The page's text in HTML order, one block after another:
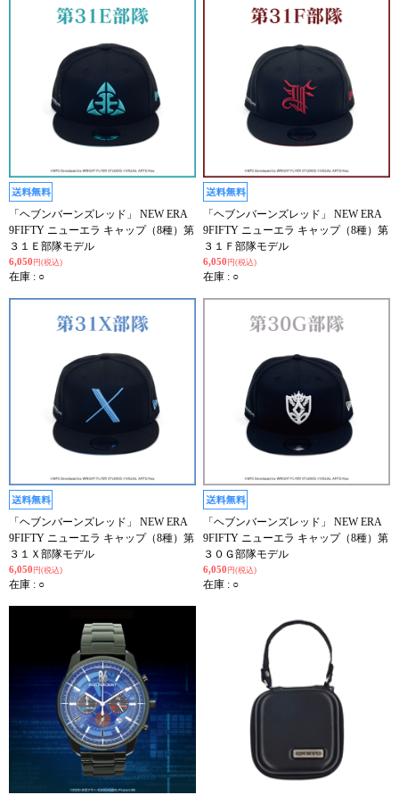
「ヘブンバーンズレッド」 NEW ERA
9FIFTY ニューエラ キャップ（8種）第
３１Ｅ部隊モデル
6,050 円(税込)
在庫 : ○
「ヘブンバーンズレッド」 NEW ERA
9FIFTY ニューエラ キャップ（8種）第
３１Ｆ部隊モデル
6,050 円(税込)
在庫 : ○
「ヘブンバーンズレッド」 NEW ERA
9FIFTY ニューエラ キャップ（8種）第
３１Ｘ部隊モデル
6,050 円(税込)
在庫 : ○
「ヘブンバーンズレッド」 NEW ERA
9FIFTY ニューエラ キャップ（8種）第
３０Ｇ部隊モデル
6,050 円(税込)
在庫 : ○